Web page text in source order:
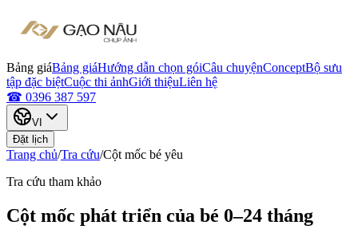
Bảng giáBảng giáHướng dẫn chọn góiCâu chuyệnConceptBộ sưu
tập đặc biệtCuộc thi ảnhGiới thiệuLiên hệ
☎ 0396 387 597
VI
Đặt lịch
Trang chủ/Tra cứu/Cột mốc bé yêu
Tra cứu tham khảo
Cột mốc phát triển của bé 0–24 tháng